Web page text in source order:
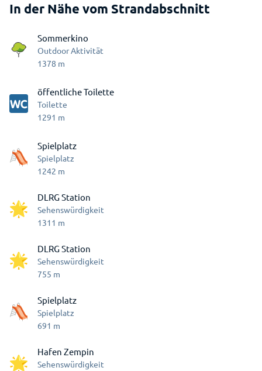
In der Nähe vom Strandabschnitt
Sommerkino
Outdoor Aktivität
1378 m
öffentliche Toilette
Toilette
1291 m
Spielplatz
Spielplatz
1242 m
DLRG Station
Sehenswürdigkeit
1311 m
DLRG Station
Sehenswürdigkeit
755 m
Spielplatz
Spielplatz
691 m
Hafen Zempin
Sehenswürdigkeit